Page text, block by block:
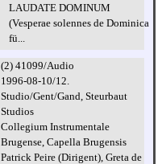
LAUDATE DOMINUM
(Vesperae solennes de Dominica
fü...
(2) 41099/Audio
1996-08-10/12.
Studio/Gent/Gand, Steurbaut
Studios
Collegium Instrumentale
Brugense, Capella Brugensis
Patrick Peire (Dirigent), Greta de